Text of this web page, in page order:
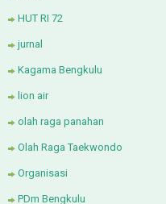
HUT RI 72
jurnal
Kagama Bengkulu
lion air
olah raga panahan
Olah Raga Taekwondo
Organisasi
PDm Bengkulu